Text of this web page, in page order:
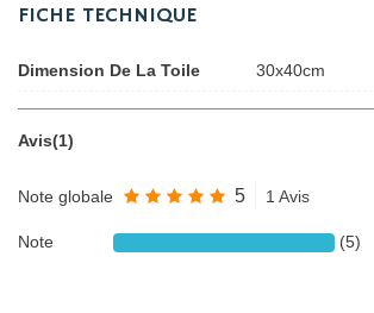
FICHE TECHNIQUE
Dimension De La Toile 30x40cm
Avis(1)
Note globale 5 1 Avis
Note (5)